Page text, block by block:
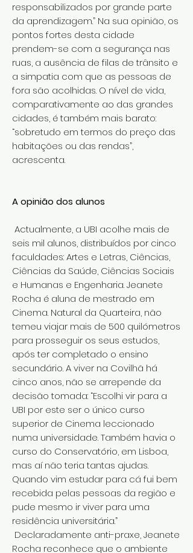
responsabilizados por grande parte
da aprendizagem.” Na sua opinião, os
pontos fortes desta cidade
prendem-se com a segurança nas
ruas, a ausência de filas de trânsito e
a simpatia com que as pessoas de
fora são acolhidas. O nível de vida,
comparativamente ao das grandes
cidades, é também mais barato:
“sobretudo em termos do preço das
habitações ou das rendas”,
acrescenta.
A opinião dos alunos
Actualmente, a UBI acolhe mais de
seis mil alunos, distribuídos por cinco
faculdades: Artes e Letras, Ciências,
Ciências da Saúde, Ciências Sociais
e Humanas e Engenharia. Jeanete
Rocha é aluna de mestrado em
Cinema. Natural da Quarteira, não
temeu viajar mais de 500 quilómetros
para prosseguir os seus estudos,
após ter completado o ensino
secundário. A viver na Covilhã há
cinco anos, não se arrepende da
decisão tomada: “Escolhi vir para a
UBI por este ser o único curso
superior de Cinema leccionado
numa universidade. Também havia o
curso do Conservatório, em Lisboa,
mas aí não teria tantas ajudas.
Quando vim estudar para cá fui bem
recebida pelas pessoas da região e
pude mesmo ir viver para uma
residência universitária.”
Declaradamente anti-praxe, Jeanete
Rocha reconhece que o ambiente